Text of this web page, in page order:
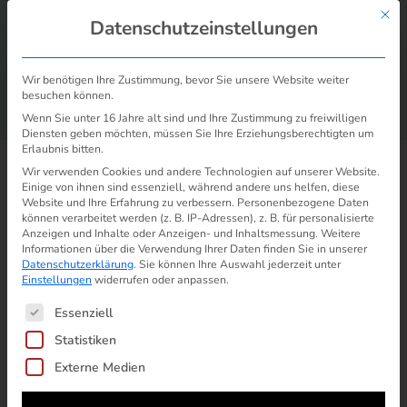
mehr Transparenz bei Preiserhöhungen
Der Bundesgerichtshof fordert mehr
Transparenz bei Preiserhöhungen
Inhalte des Gerichtsurteils:
Der BGH fordert in seinem Urteil vom 10.04.2018
(VIII ZR 247/17), dass Preiserhöhungen in der
Grundversorgung transparenter mitgeteilt werden.
Hierzu müsse der alte und der neue Preis in der
Mitteilung gegenübergestellt sowie die
Veränderungen er einzelnen Kostenbestandteile
Mit
Datenschutzeinstellungen
Wir benötigen Ihre Zustimmung, bevor Sie unsere Website weiter
besuchen können.
Wenn Sie unter 16 Jahre alt sind und Ihre Zustimmung zu freiwilligen
Diensten geben möchten, müssen Sie Ihre Erziehungsberechtigten um
Erlaubnis bitten.
Wir verwenden Cookies und andere Technologien auf unserer Website.
Einige von ihnen sind essenziell, während andere uns helfen, diese
Website und Ihre Erfahrung zu verbessern. Personenbezogene Daten
können verarbeitet werden (z. B. IP-Adressen), z. B. für personalisierte
Anzeigen und Inhalte oder Anzeigen- und Inhaltsmessung. Weitere
Informationen über die Verwendung Ihrer Daten finden Sie in unserer
Datenschutzerklärung. Sie können Ihre Auswahl jederzeit unter
Einstellungen widerrufen oder anpassen.
Es folgt eine Liste der Service-Gruppen, für die
Essenziell
Statistiken
Externe Medien